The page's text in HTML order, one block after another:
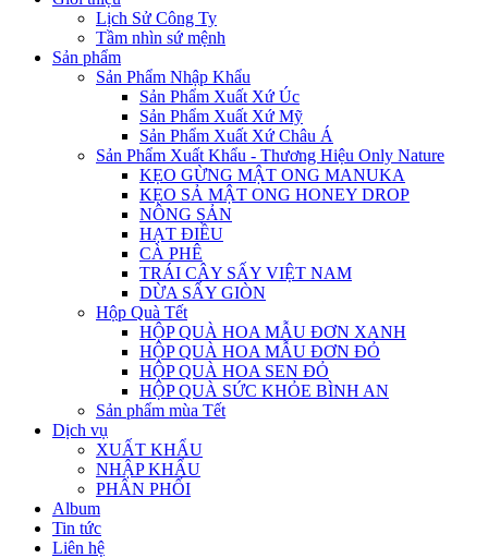
Lịch Sử Công Ty
Tầm nhìn sứ mệnh
Sản phẩm
Sản Phẩm Nhập Khẩu
Sản Phẩm Xuất Xứ Úc
Sản Phẩm Xuất Xứ Mỹ
Sản Phẩm Xuất Xứ Châu Á
Sản Phẩm Xuất Khẩu - Thương Hiệu Only Nature
KẸO GỪNG MẬT ONG MANUKA
KẸO SẢ MẬT ONG HONEY DROP
NÔNG SẢN
HẠT ĐIỀU
CÀ PHÊ
TRÁI CÂY SẤY VIỆT NAM
DỪA SẤY GIÒN
Hộp Quà Tết
HỘP QUÀ HOA MẪU ĐƠN XANH
HỘP QUÀ HOA MẪU ĐƠN ĐỎ
HỘP QUÀ HOA SEN ĐỎ
HỘP QUÀ SỨC KHỎE BÌNH AN
Sản phẩm mùa Tết
Dịch vụ
XUẤT KHẨU
NHẬP KHẨU
PHÂN PHỐI
Album
Tin tức
Liên hệ